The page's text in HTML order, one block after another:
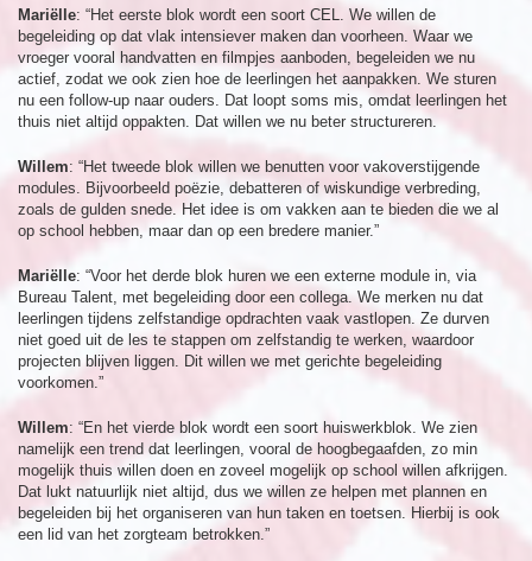
Mariëlle: “Het eerste blok wordt een soort CEL. We willen de
begeleiding op dat vlak intensiever maken dan voorheen. Waar we
vroeger vooral handvatten en filmpjes aanboden, begeleiden we nu
actief, zodat we ook zien hoe de leerlingen het aanpakken. We sturen
nu een follow-up naar ouders. Dat loopt soms mis, omdat leerlingen het
thuis niet altijd oppakten. Dat willen we nu beter structureren.
Willem: “Het tweede blok willen we benutten voor vakoverstijgende
modules. Bijvoorbeeld poëzie, debatteren of wiskundige verbreding,
zoals de gulden snede. Het idee is om vakken aan te bieden die we al
op school hebben, maar dan op een bredere manier.”
Mariëlle: “Voor het derde blok huren we een externe module in, via
Bureau Talent, met begeleiding door een collega. We merken nu dat
leerlingen tijdens zelfstandige opdrachten vaak vastlopen. Ze durven
niet goed uit de les te stappen om zelfstandig te werken, waardoor
projecten blijven liggen. Dit willen we met gerichte begeleiding
voorkomen.”
Willem: “En het vierde blok wordt een soort huiswerkblok. We zien
namelijk een trend dat leerlingen, vooral de hoogbegaafden, zo min
mogelijk thuis willen doen en zoveel mogelijk op school willen afkrijgen.
Dat lukt natuurlijk niet altijd, dus we willen ze helpen met plannen en
begeleiden bij het organiseren van hun taken en toetsen. Hierbij is ook
een lid van het zorgteam betrokken.”